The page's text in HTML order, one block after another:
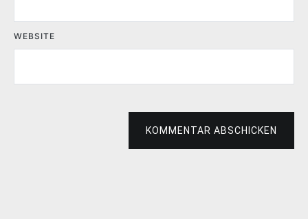
WEBSITE
KOMMENTAR ABSCHICKEN